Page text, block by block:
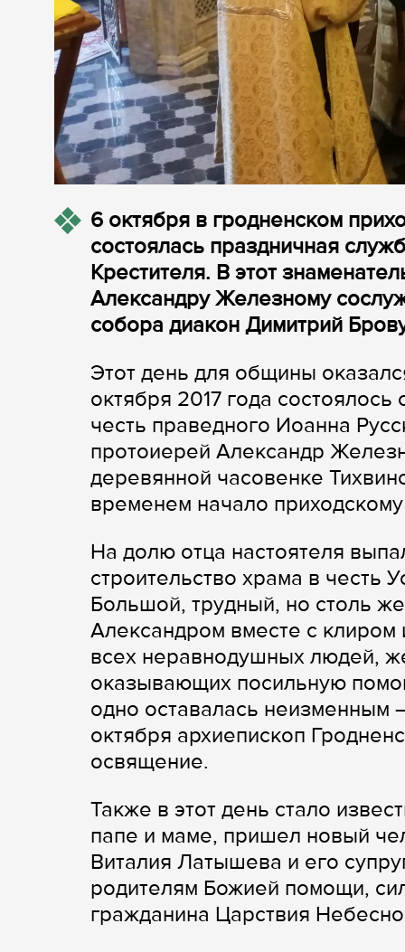
6 октября в гродненском
состоялась праздничная
Крестителя. В этот
Александру Железному
собора диакон Димитрий
Этот день для общины
октября 2017 года
честь праведного Иоанна
протоиерей Александр
деревянной часовенке
временем начало
На долю отца настоятеля
строительство храма в честь
Большой, трудный, но столь
Александром вместе с
всех неравнодушных людей,
оказывающих посильную
одно оставалась неизменным
октября архиепископ
освящение.
Также в этот день стало
папе и маме, пришел новый
Виталия Латышева и его
родителям Божией помощи,
гражданина Царствия